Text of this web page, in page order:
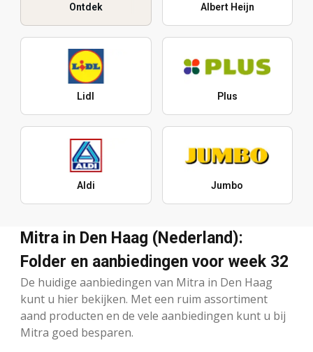
Ontdek Albert Heijn
Lidl Plus
Aldi Jumbo
Mitra in Den Haag (Nederland):
Folder en aanbiedingen voor week 32
De huidige aanbiedingen van Mitra in Den Haag
kunt u hier bekijken. Met een ruim assortiment
aand producten en de vele aanbiedingen kunt u bij
Mitra goed besparen.